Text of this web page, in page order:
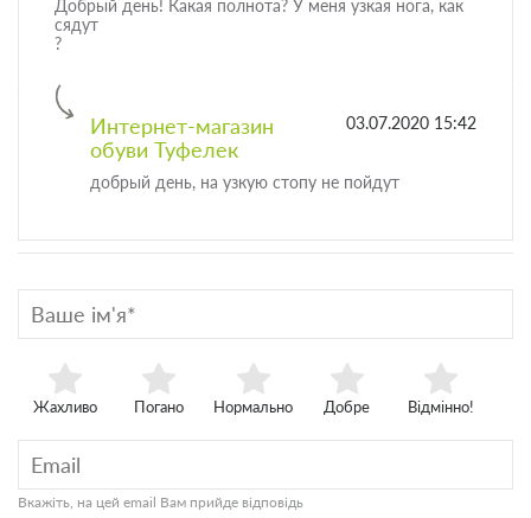
Добрый день! Какая полнота? У меня узкая нога, как
сядут
?
Интернет-магазин
обуви Туфелек
03.07.2020 15:42
добрый день, на узкую стопу не пойдут
Жахливо Погано Нормально Добре Відмінно!
Вкажіть, на цей email Вам прийде відповідь